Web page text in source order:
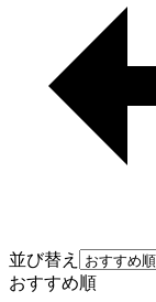
並び替え
おすすめ順